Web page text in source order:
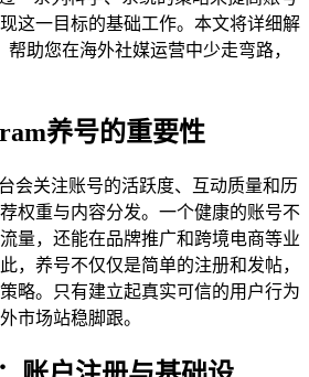
这一目标的基础工作。本文将详细解
助您在海外社媒运营中少走弯路，
养号的重要性
会关注账号的活跃度、互动质量和历
权重与内容分发。一个健康的账号不
量，还能在品牌推广和跨境电商等业
，养号不仅仅是简单的注册和发帖，
略。只有建立起真实可信的用户行为
市场站稳脚跟。